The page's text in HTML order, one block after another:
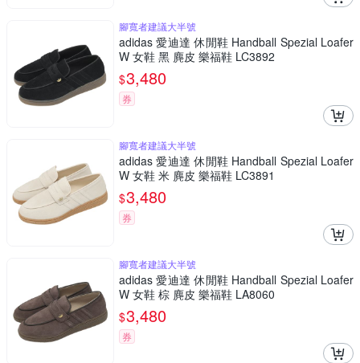
腳寬者建議大半號
adidas 愛迪達 休閒鞋 Handball Spezial Loafer
W 女鞋 黑 麂皮 樂福鞋 LC3892
$3,480
券
腳寬者建議大半號
adidas 愛迪達 休閒鞋 Handball Spezial Loafer
W 女鞋 米 麂皮 樂福鞋 LC3891
$3,480
券
腳寬者建議大半號
adidas 愛迪達 休閒鞋 Handball Spezial Loafer
W 女鞋 棕 麂皮 樂福鞋 LA8060
$3,480
券